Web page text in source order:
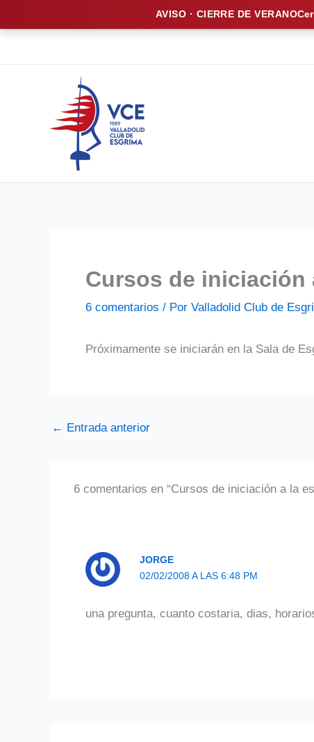
AVISO · CIERRE DE VERANO
Cursos de iniciación
6 comentarios / Por Valladolid Club de
Próximamente se iniciarán en la Sala de
← Entrada anterior
6 comentarios en “Cursos de iniciación a la
JORGE
02/02/2008 A LAS 6:48 PM
una pregunta, cuanto costaria, dias,